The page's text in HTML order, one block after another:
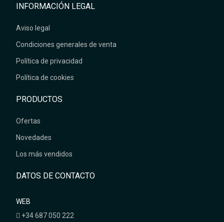
INFORMACIÓN LEGAL
Aviso legal
Condiciones generales de venta
Política de privacidad
Política de cookies
PRODUCTOS
Ofertas
Novedades
Los más vendidos
DATOS DE CONTACTO
WEB
+34 687 050 222